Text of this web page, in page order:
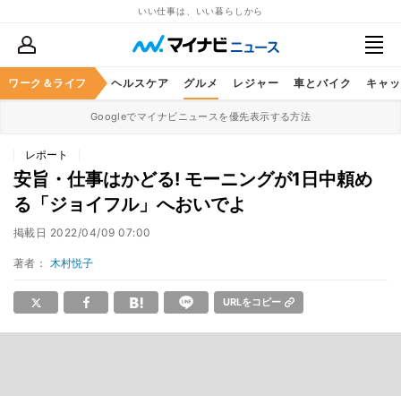
いい仕事は、いい暮らしから
ワーク＆ライフ
マネー 暮らし ヘルスケア グルメ レジャー 車とバイク キャ
Googleでマイナビニュースを優先表示する方法
レポート
安旨・仕事はかどる! モーニングが1日中頼め
る「ジョイフル」へおいでよ
掲載日 2022/04/09 07:00
著者： 木村悦子
URLをコピー